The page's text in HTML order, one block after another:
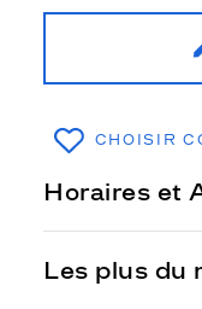
CHOISIR
Horaires et
Les plus du